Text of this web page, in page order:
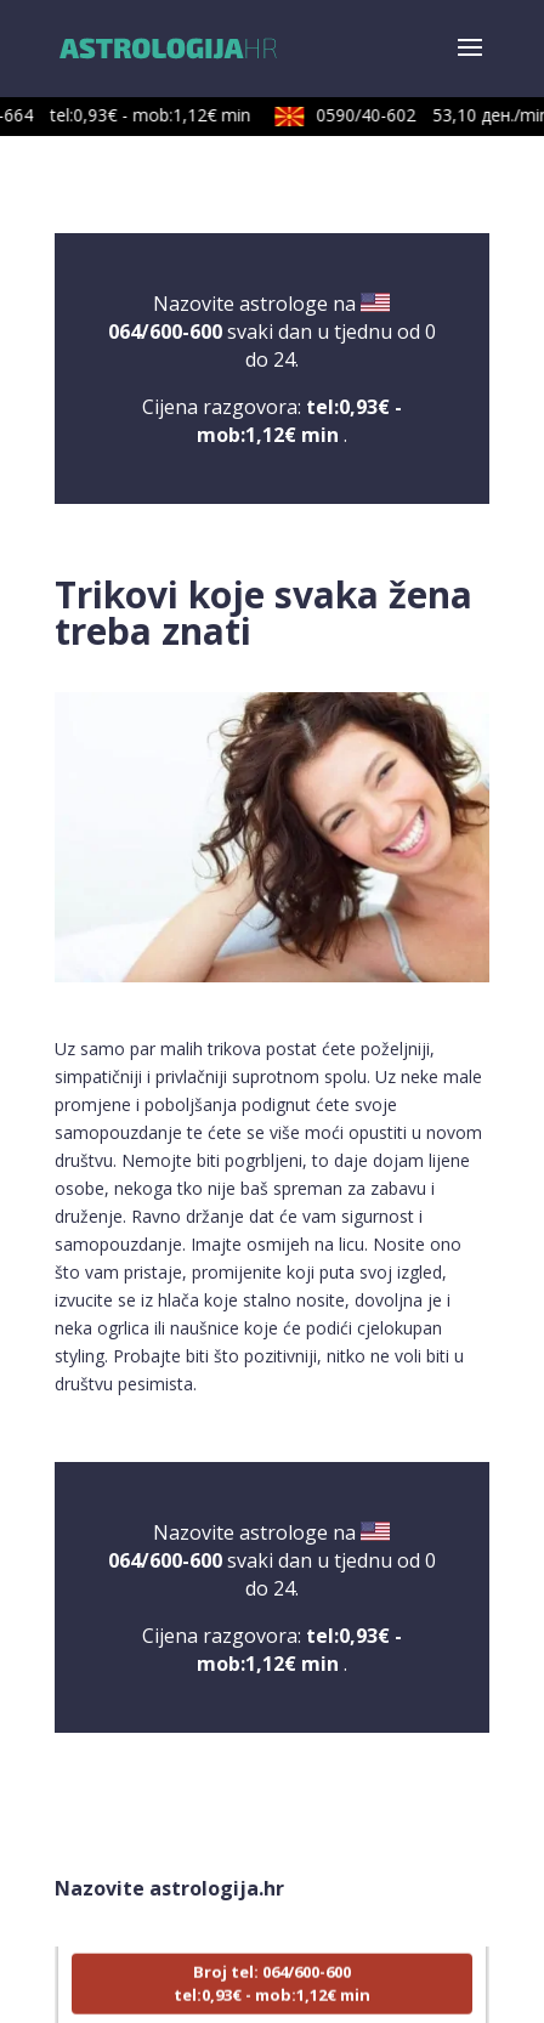
tel:0,93€ - mob:1,12€ min 0590/40-602 53,10 ден./min
Nazovite astrologe na
064/600-600svaki dan u tjednu od 0
do 24.
Cijena razgovora: tel:0,93€ -
mob:1,12€ min .
Trikovi koje svaka žena
treba znati
Uz samo par malih trikova postat ćete poželjniji,
simpatičniji i privlačniji suprotnom spolu. Uz neke male
promjene i poboljšanja podignut ćete svoje
samopouzdanje te ćete se više moći opustiti u novom
društvu. Nemojte biti pogrbljeni, to daje dojam lijene
osobe, nekoga tko nije baš spreman za zabavu i
druženje. Ravno držanje dat će vam sigurnost i
samopouzdanje. Imajte osmijeh na licu. Nosite ono
što vam pristaje, promijenite koji puta svoj izgled,
izvucite se iz hlača koje stalno nosite, dovoljna je i
neka ogrlica ili naušnice koje će podići cjelokupan
styling. Probajte biti što pozitivniji, nitko ne voli biti u
društvu pesimista.
Nazovite astrologe na
064/600-600svaki dan u tjednu od 0
do 24.
Cijena razgovora: tel:0,93€ -
mob:1,12€ min .
Nazovite astrologija.hr
Broj tel: 064/600-600
tel:0,93€ - mob:1,12€ min